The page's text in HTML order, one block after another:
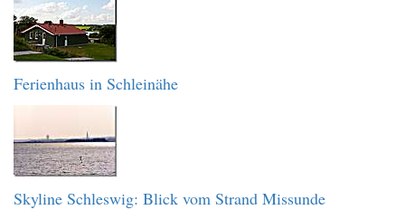
Ferienhaus in Schleinähe
Skyline Schleswig: Blick vom Strand Missunde